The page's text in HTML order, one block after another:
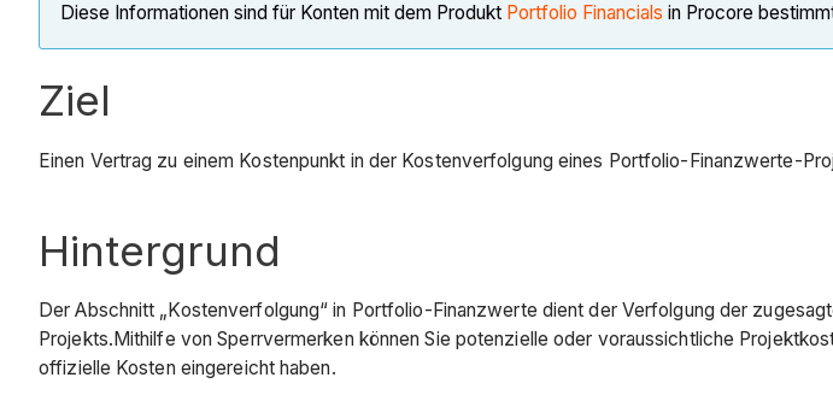
Diese Informationen sind für Konten mit dem Produkt Portfolio Financials in Procore
Ziel
Einen Vertrag zu einem Kostenpunkt in der Kostenverfolgung eines Portfolio-Finanzwerte-
Hintergrund
Der Abschnitt „Kostenverfolgung“ in Portfolio-Finanzwerte dient der Verfolgung der
Projekts.Mithilfe von Sperrvermerken können Sie potenzielle oder voraussichtliche
offizielle Kosten eingereicht haben.